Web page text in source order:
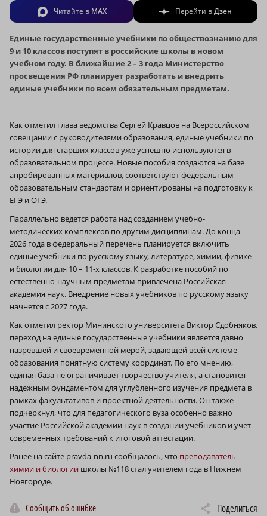
Читайте в MAX Перейти вДзен
Единые государственные учебники по обществознанию для
9 и 10 классов поступят в российские школы в новом
учебном году. В ближайшие 2 – 3 года Министерство
просвещения РФ планирует разработать и внедрить
единые учебники по всем обязательным предметам.
Как отметил глава ведомства Сергей Кравцов на Всероссийском
совещании с руководителями образования, единые учебники по
истории для старших классов уже успешно используются в
образовательном процессе. Новые пособия создаются на базе
апробированных материалов, соответствуют федеральным
образовательным стандартам и ориентированы на подготовку к
ЕГЭ и ОГЭ.
Параллельно ведется работа над созданием учебно-
методических комплексов по другим дисциплинам. До конца
2026 года в федеральный перечень планируется включить
единые учебники по русскому языку, литературе, химии, физике
и биологии для 10 – 11‑х классов. К разработке пособий по
естественно-научным предметам привлечена Российская
академия наук. Внедрение новых учебников по русскому языку
начнется с 2027 года.
Как отметил ректор Мининского университета Виктор Сдобняков,
переход на единые государственные учебники является давно
назревшей и своевременной мерой, задающей всей системе
образования понятную систему координат. По его мнению,
единая база не ограничивает творчество учителя, а становится
надежным фундаментом для углубленного изучения предмета в
рамках факультативов и проектной деятельности. Он также
подчеркнул, что для педагогического вуза особенно важно
участие Российской академии наук в создании учебников и учет
современных требований к итоговой аттестации.
Ранее на сайте pravda-nn.ru сообщалось, что преподаватель
химии и биологии школы №118 стал учителем года в Нижнем
Новгороде.
Сообщить об ошибке Поделиться